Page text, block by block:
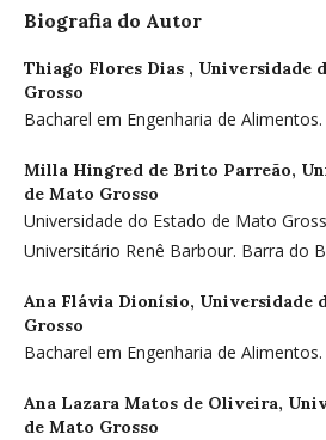
Biografia do Autor
Thiago Flores Dias , Universidade
Grosso
Bacharel em Engenharia de Alimentos.
Milla Hingred de Brito Parreão,
de Mato Grosso
Universidade do Estado de Mato
Universitário Renê Barbour. Barra do
Ana Flávia Dionísio, Universidade
Grosso
Bacharel em Engenharia de Alimentos.
Ana Lazara Matos de Oliveira,
de Mato Grosso